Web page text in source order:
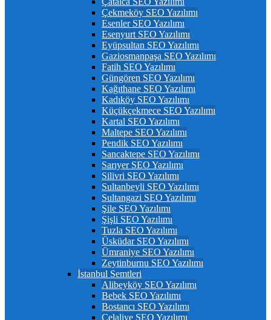
Çekmeköy SEO Yazılımı
Esenler SEO Yazılımı
Esenyurt SEO Yazılımı
Eyüpsultan SEO Yazılımı
Gaziosmanpaşa SEO Yazılımı
Fatih SEO Yazılımı
Güngören SEO Yazılımı
Kağıthane SEO Yazılımı
Kadıköy SEO Yazılımı
Küçükçekmece SEO Yazılımı
Kartal SEO Yazılımı
Maltepe SEO Yazılımı
Pendik SEO Yazılımı
Sancaktepe SEO Yazılımı
Sarıyer SEO Yazılımı
Silivri SEO Yazılımı
Sultanbeyli SEO Yazılımı
Sultangazi SEO Yazılımı
Şile SEO Yazılımı
Şişli SEO Yazılımı
Tuzla SEO Yazılımı
Üsküdar SEO Yazılımı
Ümraniye SEO Yazılımı
Zeytinburnu SEO Yazılımı
İstanbul Semtleri
Alibeyköy SEO Yazılımı
Bebek SEO Yazılımı
Bostancı SEO Yazılımı
Celaliye SEO Yazılımı